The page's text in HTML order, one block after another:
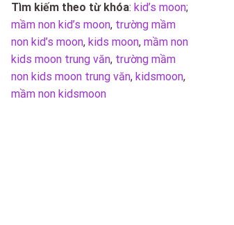
Tìm kiếm theo từ khóa: kid’s moon;
mầm non kid’s moon, trường mầm
non kid’s moon, kids moon, mầm non
kids moon trung văn, trường mầm
non kids moon trung văn, kidsmoon,
mầm non kidsmoon